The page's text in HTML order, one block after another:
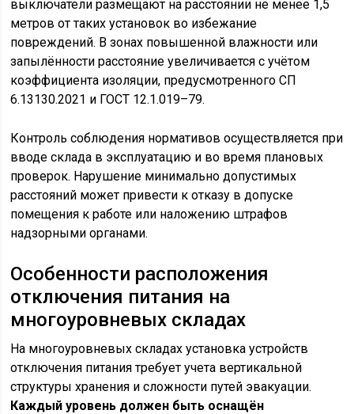
выключатели размещают на расстоянии не менее 1,5
метров от таких установок во избежание
повреждений. В зонах повышенной влажности или
запылённости расстояние увеличивается с учётом
коэффициента изоляции, предусмотренного СП
6.13130.2021 и ГОСТ 12.1.019–79.
Контроль соблюдения нормативов осуществляется при
вводе склада в эксплуатацию и во время плановых
проверок. Нарушение минимально допустимых
расстояний может привести к отказу в допуске
помещения к работе или наложению штрафов
надзорными органами.
Особенности расположения
отключения питания на
многоуровневых складах
На многоуровневых складах установка устройств
отключения питания требует учета вертикальной
структуры хранения и сложности путей эвакуации.
Каждый уровень должен быть оснащён